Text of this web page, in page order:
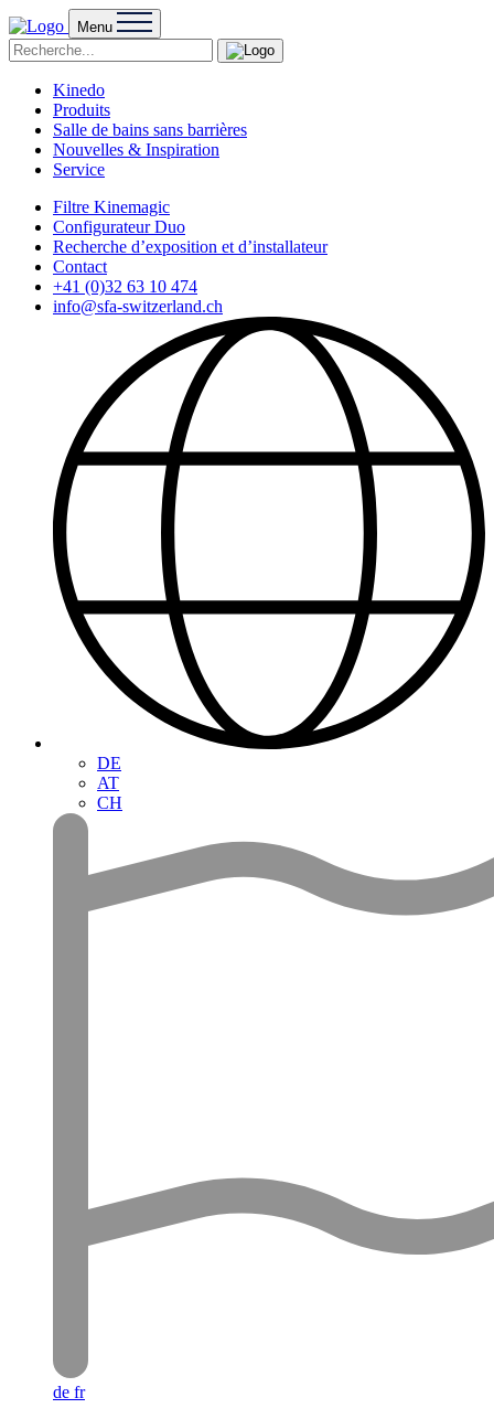
Menu
Kinedo
Produits
Salle de bains sans barrières
Nouvelles & Inspiration
Service
Filtre Kinemagic
Configurateur Duo
Recherche d’exposition et d’installateur
Contact
+41 (0)32 63 10 474
info@sfa-switzerland.ch
DE
AT
CH
de fr